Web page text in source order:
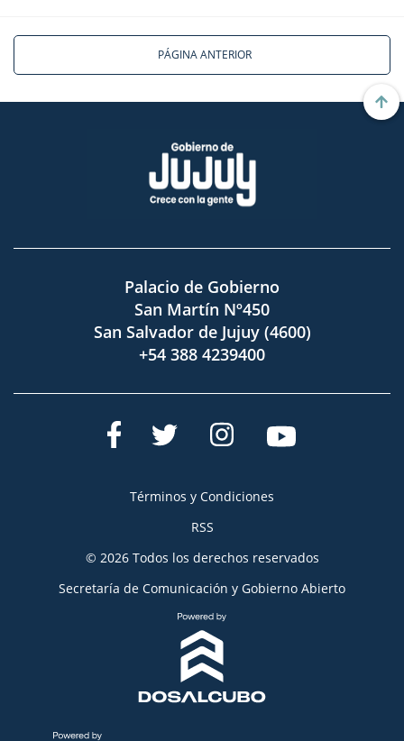
PÁGINA ANTERIOR
Palacio de Gobierno
San Martín Nº450
San Salvador de Jujuy (4600)
+54 388 4239400
Términos y Condiciones
RSS
© 2026 Todos los derechos reservados
Secretaría de Comunicación y Gobierno Abierto